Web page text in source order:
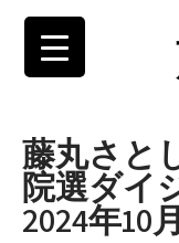
藤丸さと
院選ダイ
2024年10